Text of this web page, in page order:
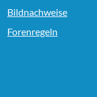
Bildnachweise
Forenregeln